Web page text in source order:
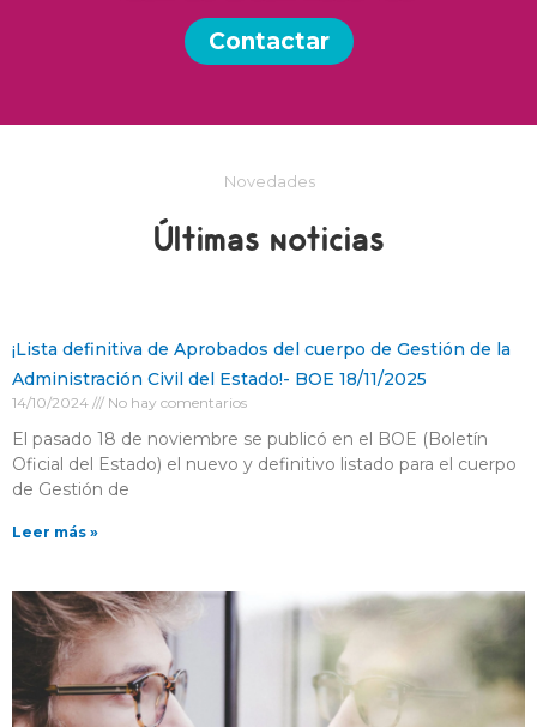
Contactar
Novedades
Últimas noticias
¡Lista definitiva de Aprobados del cuerpo de Gestión de la
Administración Civil del Estado!- BOE 18/11/2025
14/10/2024 No hay comentarios
El pasado 18 de noviembre se publicó en el BOE (Boletín
Oficial del Estado) el nuevo y definitivo listado para el cuerpo
de Gestión de
Leer más »